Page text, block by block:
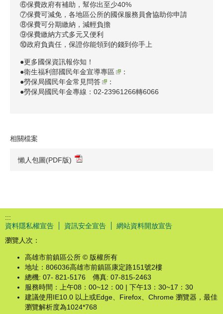
⑥保費政府有補助，幫你出至少40%
⑦保費可減免，各地區公所的國保服務員會協助你申請
⑧保費可分期繳納，減輕負擔
⑨保費繳納方式多元又便利
⑩政府負責任，保證你能領到的錢到你手上
●更多國保資訊報你知！
●衛生福利部國民年金宣導專區
：
●勞保局國民年金常見問答
：
●勞保局國民年金專線：02-23961266轉6066
相關檔案
懶人包圖(PDF版)
:::
資料隱私權宣告
資訊安全宣告
網站資料開放宣告
瀏覽人次：
高雄市前鎮區公所 © 版權所有
地址：806036高雄市前鎮區康定路151號2樓
總機: 07- 821-5176 傳真: 07-815-2463
服務時間：上午08：00~12：00 | 下午13：30~17：30
建議使用IE10.0 以上或Edge、Firefox、Chrome 瀏覽器，最佳
瀏覽解析度為1024*768